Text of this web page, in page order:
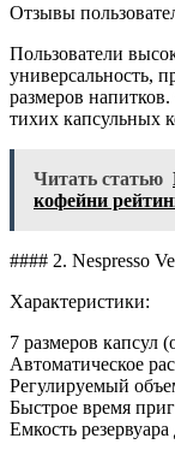
Отзывы
Пользователи
универсальность,
размеров
тихих капсульных
Читать статью
кофейни
#### 2. Nespresso
Характеристики:
7 размеров капсул
Автоматическое
Регулируемый
Быстрое время
Емкость